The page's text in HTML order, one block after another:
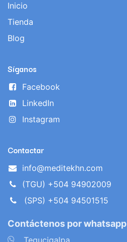
Inicio
Tienda
Blog
Síganos
Facebook
LinkedIn
Instagram
Contactar
info@meditekhn.com
(TGU) +504 94902009
(SPS) +504 94501515
Contáctenos por whatsapp